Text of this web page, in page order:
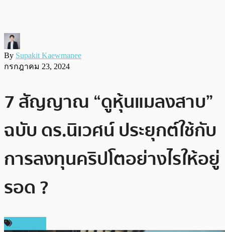
By Supakit Kaewmanee
กรกฎาคม 23, 2024
7 สัญญาณ “ดูหุ้นแมลงสาบ”
ฉบับ ดร.นิเวศน์ ประยุกต์ใช้กับ
การลงทุนคริปโตอย่างไรให้อยู่
รอด ?